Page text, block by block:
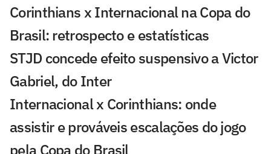
Corinthians x Internacional na Copa do
Brasil: retrospecto e estatísticas
STJD concede efeito suspensivo a Victor
Gabriel, do Inter
Internacional x Corinthians: onde
assistir e prováveis escalações do jogo
pela Copa do Brasil